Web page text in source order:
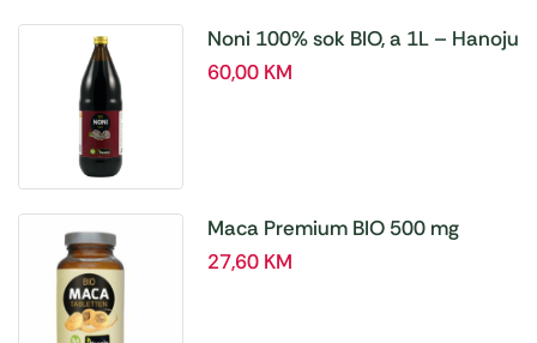
Noni 100% sok BIO, a 1L – Hanoju
60,00 KM
Maca Premium BIO 500 mg
tablete, a180 tbl – Hanoju
27,60 KM